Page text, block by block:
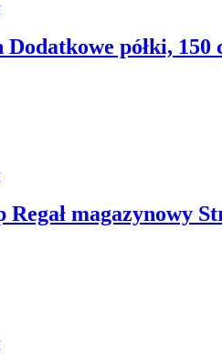
półki, 150
Regał magazynowy